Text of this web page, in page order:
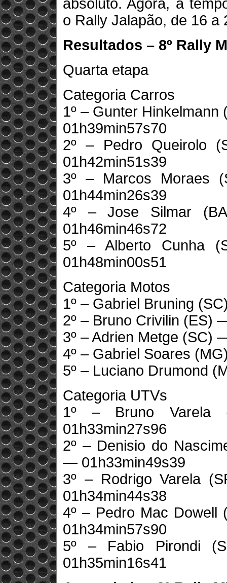
absoluto. Agora, a
o Rally Jalapão, de 16 a
Resultados – 8º Rally
Quarta etapa
Categoria Carros
1º – Gunter
01h39min57s70
2º – Pedro Queirolo
01h42min51s39
3º – Marcos Moraes
01h44min26s39
4º – Jose Silmar
01h46min46s72
5º – Alberto Cunha
01h48min00s51
Categoria Motos
1º – Gabriel Bruning
2º – Bruno Crivilin (ES)
3º – Adrien Metge (SC)
4º – Gabriel Soares
5º – Luciano Drumond
Categoria UTVs
1º – Bruno
01h33min27s96
2º – Denisio do
— 01h33min49s39
3º – Rodrigo Varela
01h34min44s38
4º – Pedro Mac
01h34min57s90
5º – Fabio Pirondi
01h35min16s41